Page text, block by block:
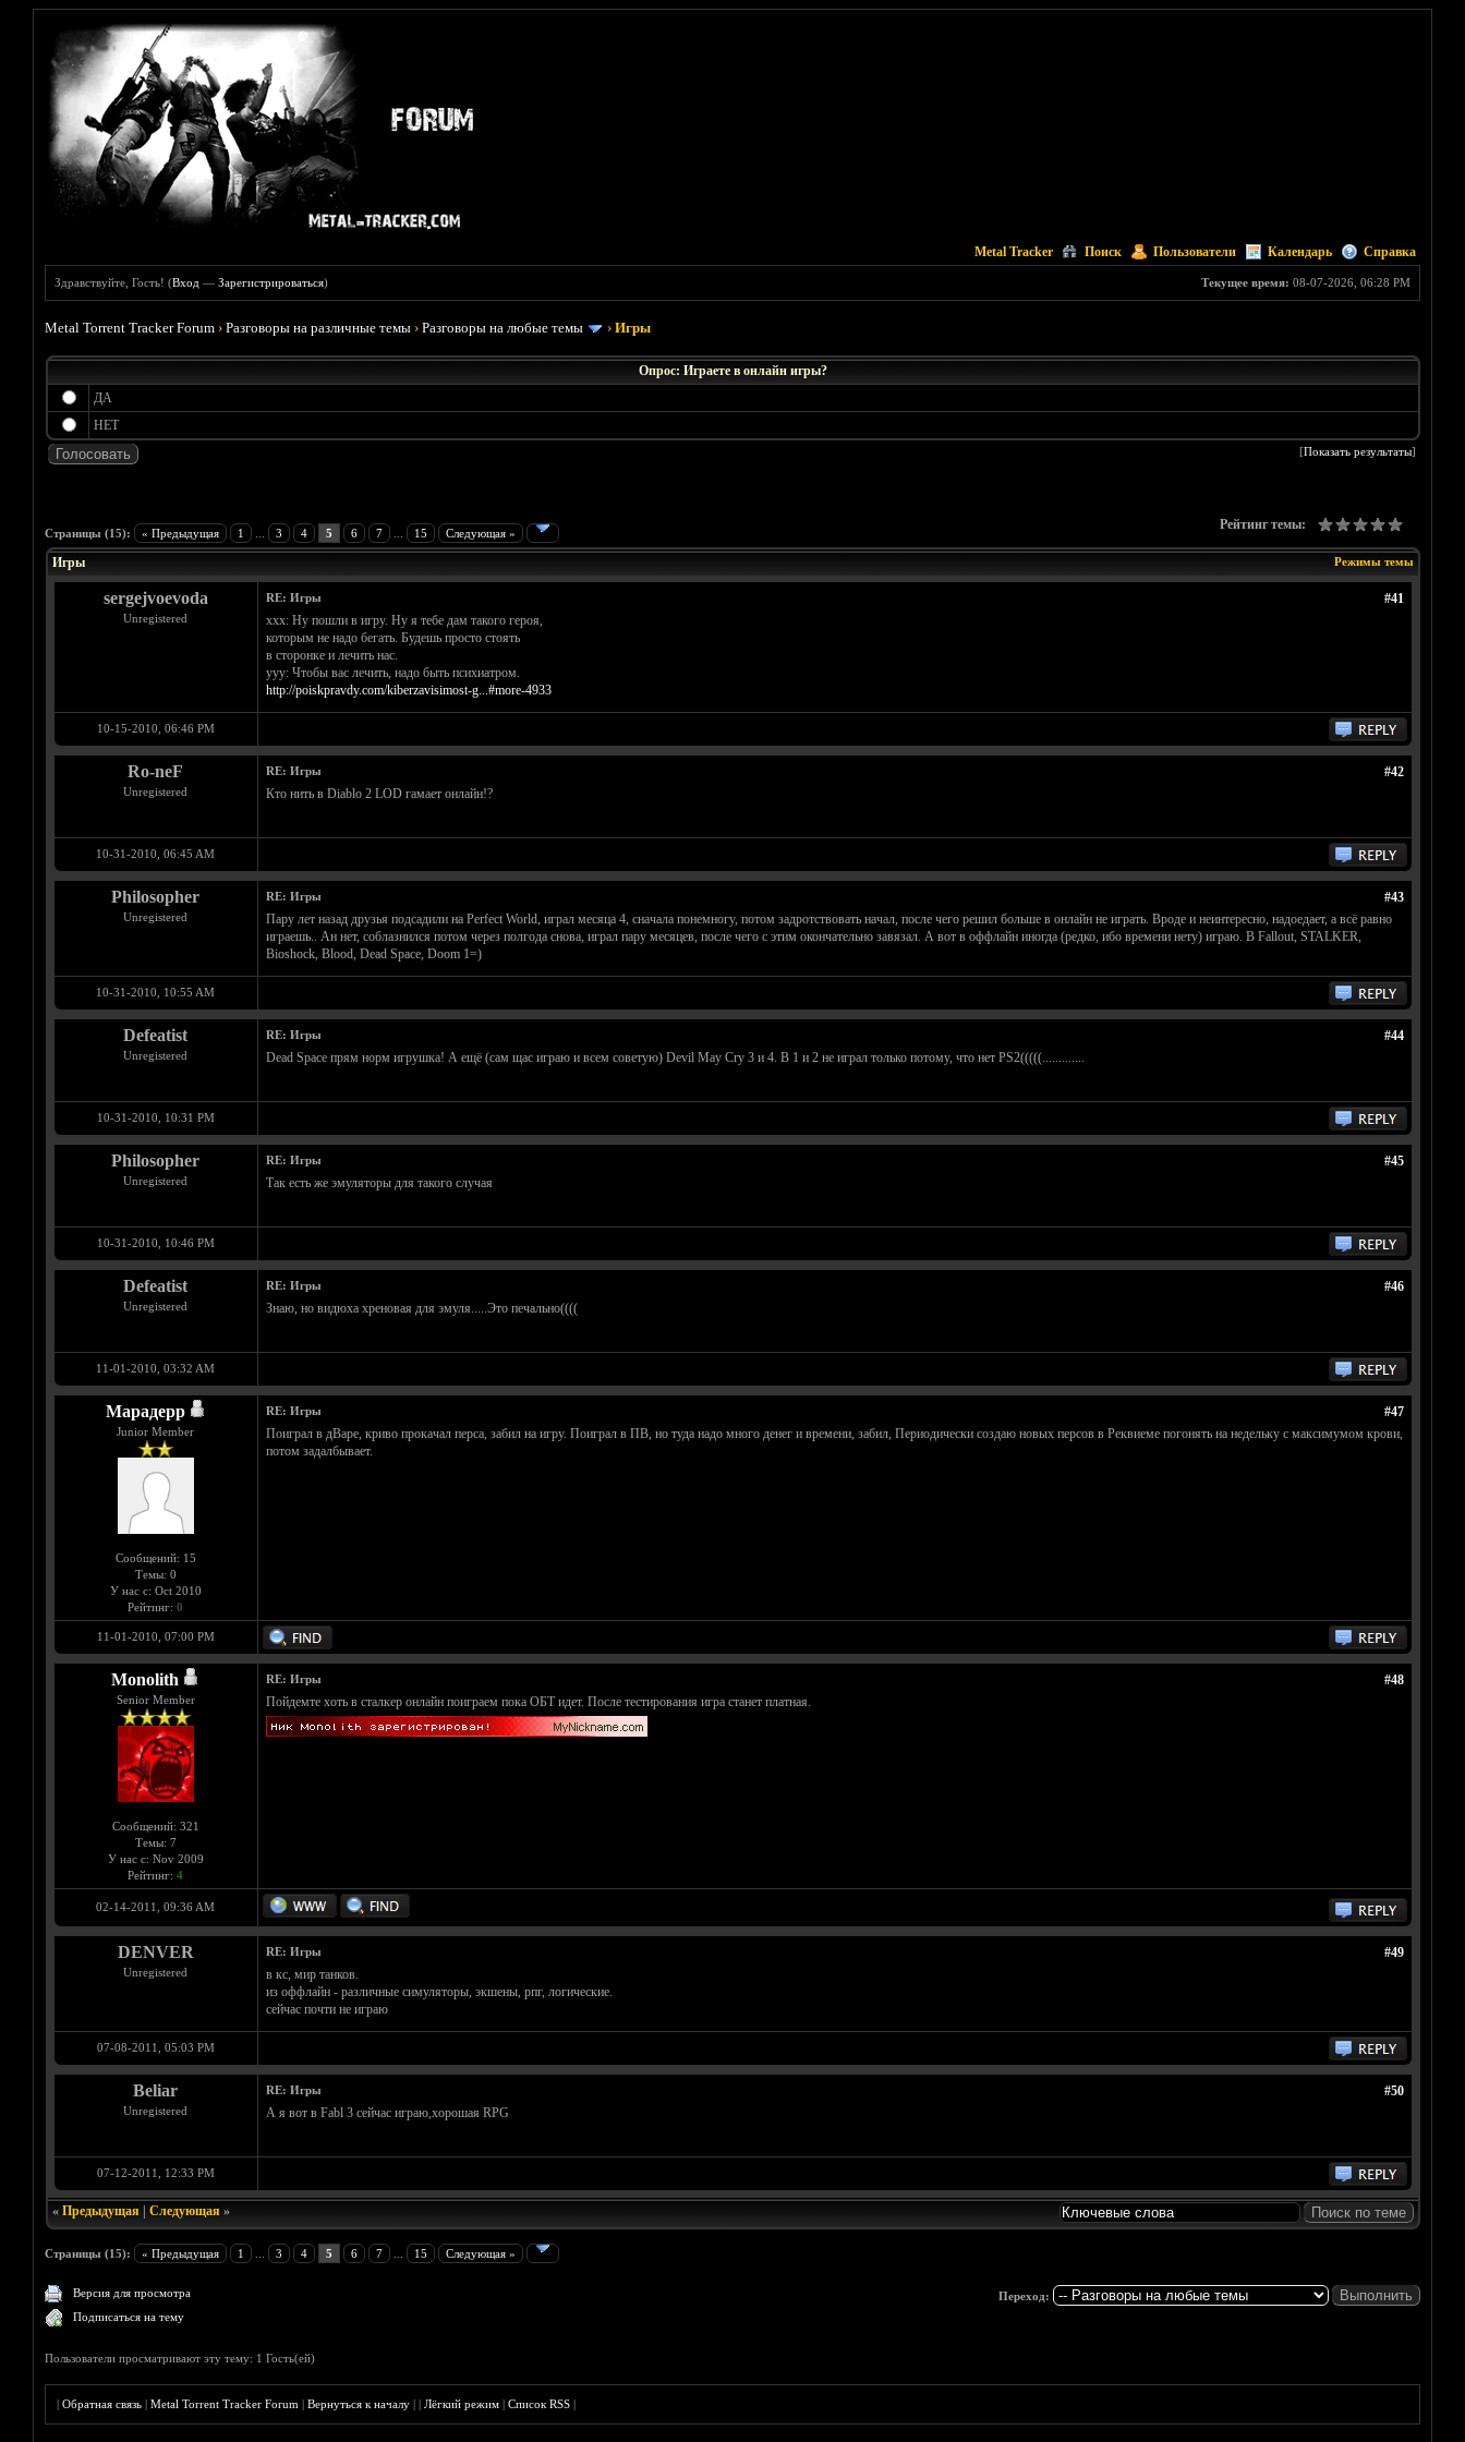
Metal Tracker Поиск Пользователи Календарь Справка
Текущее время: 08-07-2026, 06:28 PM
Здравствуйте, Гость! (Вход —Зарегистрироваться)
Metal Torrent Tracker Forum ›Разговоры на различные темы ›Разговоры на любые темы ›Игры
Опрос: Играете в онлайн игры?
ДА
НЕТ
[Показать результаты]
Страницы (15): « Предыдущая 1 3 4 5 6 7 15 Следующая »
Рейтинг темы:
Голосов: 0 - Средняя оценка: 0
1
2
3
4
5
Режимы темы
Игры
sergejvoevoda
Unregistered
#41
RE: Игры
xxx: Ну пошли в игру. Ну я тебе дам такого героя,
которым не надо бегать. Будешь просто стоять
в сторонке и лечить нас.
yyy: Чтобы вас лечить, надо быть психиатром.
http://poiskpravdy.com/kiberzavisimost-g...#more-4933
10-15-2010, 06:46 PM
Ro-neF
Unregistered
#42
RE: Игры
Кто нить в Diablo 2 LOD гамает онлайн!?
10-31-2010, 06:45 AM
Philosopher
Unregistered
#43
RE: Игры
Пару лет назад друзья подсадили на Perfect World, играл месяца 4, сначала понемногу, потом задротствовать начал, после чего решил больше в онлайн не играть. Вроде и неинтересно, надоедает, а всё равно
играешь.. Ан нет, соблазнился потом через полгода снова, играл пару месяцев, после чего с этим окончательно завязал. А вот в оффлайн иногда (редко, ибо времени нету) играю. В Fallout, STALKER,
Bioshock, Blood, Dead Space, Doom 1=)
10-31-2010, 10:55 AM
Defeatist
Unregistered
#44
RE: Игры
Dead Space прям норм игрушка! А ещё (сам щас играю и всем советую) Devil May Cry 3 и 4. В 1 и 2 не играл только потому, что нет PS2(((((.............
10-31-2010, 10:31 PM
Philosopher
Unregistered
#45
RE: Игры
Так есть же эмуляторы для такого случая
10-31-2010, 10:46 PM
Defeatist
Unregistered
#46
RE: Игры
Знаю, но видюха хреновая для эмуля.....Это печально((((
11-01-2010, 03:32 AM
Марадерр
Junior Member
Сообщений: 15
Темы: 0
У нас с: Oct 2010
Рейтинг: 0
#47
RE: Игры
Поиграл в дВаре, криво прокачал перса, забил на игру. Поиграл в ПВ, но туда надо много денег и времени, забил, Периодически создаю новых персов в Реквиеме погонять на недельку с максимумом крови,
потом задалбывает.
11-01-2010, 07:00 PM
Monolith
Senior Member
Сообщений: 321
Темы: 7
У нас с: Nov 2009
Рейтинг: 4
#48
RE: Игры
Пойдемте хоть в сталкер онлайн поиграем пока ОБТ идет. После тестирования игра станет платная.
02-14-2011, 09:36 AM
DENVER
Unregistered
#49
RE: Игры
в кс, мир танков.
из оффлайн - различные симуляторы, экшены, рпг, логические.
сейчас почти не играю
07-08-2011, 05:03 PM
Beliar
Unregistered
#50
RE: Игры
А я вот в Fabl 3 сейчас играю,хорошая RPG
07-12-2011, 12:33 PM
« Предыдущая| Следующая»
Страницы (15): « Предыдущая 1 3 4 5 6 7 15 Следующая »
Версия для просмотра
Подписаться на тему
Переход:
Пользователи просматривают эту тему: 1 Гость(ей)
|Обратная связь |Metal Torrent Tracker Forum |Вернуться к началу ||Лёгкий режим |Список RSS |